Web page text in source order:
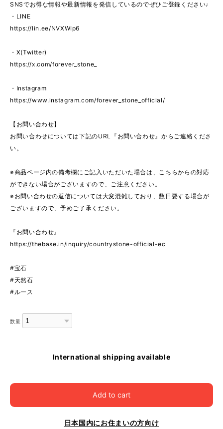
SNSでお得な情報や最新情報を発信しているのでぜひご登録ください♩
・LINE
https://lin.ee/NVXWIp6
・X(Twitter)
https://x.com/forever_stone_
・Instagram
https://www.instagram.com/forever_stone_official/
【お問い合わせ】
お問い合わせについては下記のURL『お問い合わせ』からご連絡くださ
い。
※商品ページ内の備考欄にご記入いただいた場合は、こちらからの対応
ができない場合がございますので、ご注意ください。
※お問い合わせの返信については大変混雑しており、数日要する場合が
ございますので、予めご了承ください。
『お問い合わせ』
https://thebase.in/inquiry/countrystone-official-ec
#宝石
#天然石
#ルース
数量
International shipping available
Add to cart
日本国内にお住まいの方向け